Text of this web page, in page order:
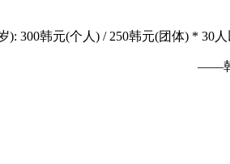
300韩元(个人) / 250韩元(团体) * 30人
——韩